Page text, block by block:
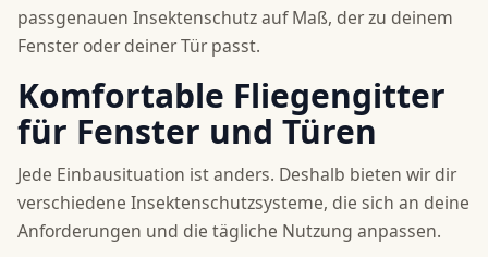
passgenauen Insektenschutz auf Maß, der zu deinem
Fenster oder deiner Tür passt.
Komfortable Fliegengitter
für Fenster und Türen
Jede Einbausituation ist anders. Deshalb bieten wir dir
verschiedene Insektenschutzsysteme, die sich an deine
Anforderungen und die tägliche Nutzung anpassen.